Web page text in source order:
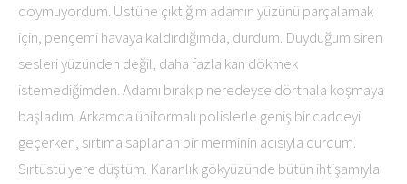
doymuyordum. Üstüne çıktığım adamın yüzünü parçalamak
için, pençemi havaya kaldırdığımda, durdum. Duyduğum siren
sesleri yüzünden değil, daha fazla kan dökmek
istemediğimden. Adamı bırakıp neredeyse dörtnala koşmaya
başladım. Arkamda üniformalı polislerle geniş bir caddeyi
geçerken, sırtıma saplanan bir merminin acısıyla durdum.
Sırtüstü yere düştüm. Karanlık gökyüzünde bütün ihtişamıyla